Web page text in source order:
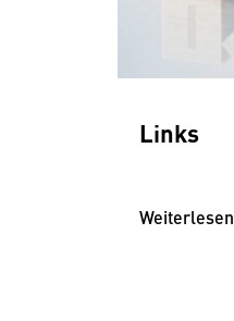
Links
Weiterlesen